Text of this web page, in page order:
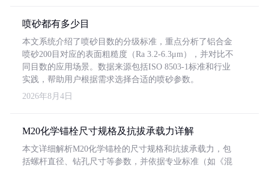
喷砂都有多少目
本文系统介绍了喷砂目数的分级标准，重点分析了铝合金
喷砂200目对应的表面粗糙度（Ra 3.2-6.3μm），并对比不
同目数的应用场景。数据来源包括ISO 8503-1标准和行业
实践，帮助用户根据需求选择合适的喷砂参数。
2026年8月4日
M20化学锚栓尺寸规格及抗拔承载力详解
本文详细解析M20化学锚栓的尺寸规格和抗拔承载力，包
括螺杆直径、钻孔尺寸等参数，并依据专业标准（如《混